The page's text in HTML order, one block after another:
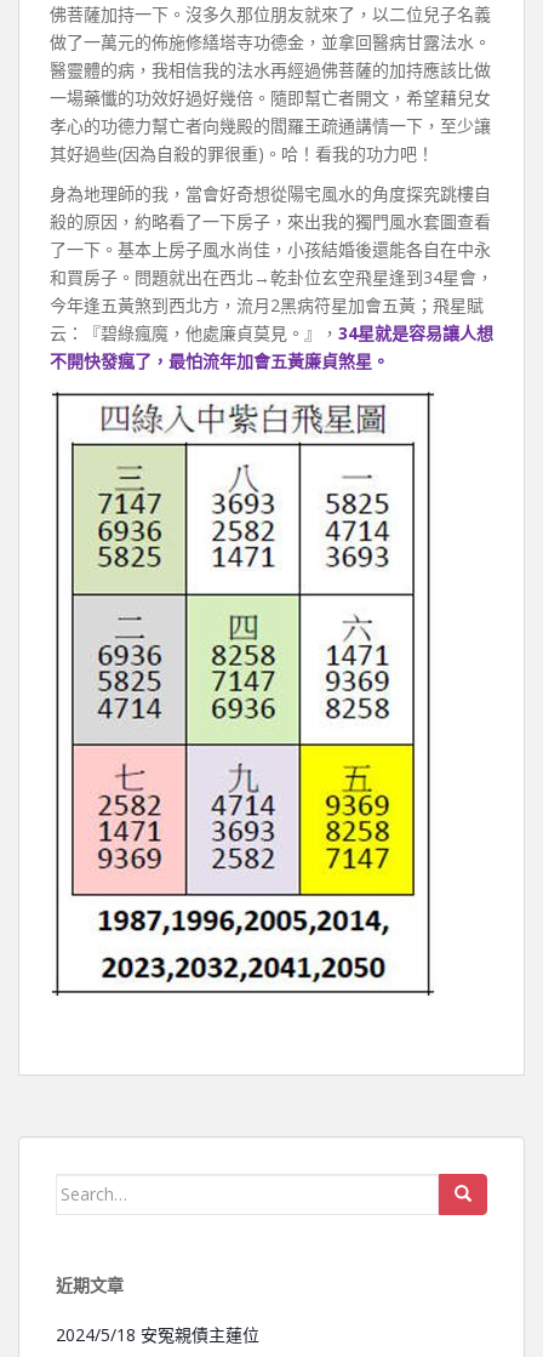
佛菩薩加持一下。沒多久那位朋友就來了，以二位兒子名義
做了一萬元的佈施修繕塔寺功德金，並拿回醫病甘露法水。
醫靈體的病，我相信我的法水再經過佛菩薩的加持應該比做
一場藥懺的功效好過好幾倍。隨即幫亡者開文，希望藉兒女
孝心的功德力幫亡者向幾殿的閻羅王疏通講情一下，至少讓
其好過些(因為自殺的罪很重)。哈！看我的功力吧！
身為地理師的我，當會好奇想從陽宅風水的角度探究跳樓自
殺的原因，約略看了一下房子，來出我的獨門風水套圖查看
了一下。基本上房子風水尚佳，小孩結婚後還能各自在中永
和買房子。問題就出在西北→乾卦位玄空飛星逢到34星會，
今年逢五黃煞到西北方，流月2黑病符星加會五黃；飛星賦
云：『碧綠瘋魔，他處廉貞莫見。』， 34星就是容易讓人想
不開快發瘋了，最怕流年加會五黃廉貞煞星。
Search for:
近期文章
2024/5/18 安冤親債主蓮位